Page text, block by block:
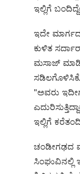
ಇಲ್ಲಿಗೆ
ಇದೇ
ಕುಳಿತ
ಮಸಾಜ್‌
"ಅವರು
ಇಲ್ಲಿಗೆ
ಚಂಡೀಗಢದ
ಸಿಂಘುವಿನಲ್ಲಿ